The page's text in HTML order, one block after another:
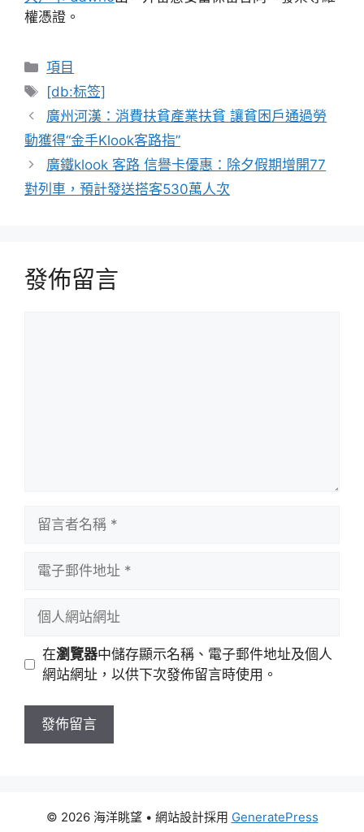
權憑證。
分
類
項目
標
籤
[db:标签]
廣州河漢：消費扶貧產業扶貧 讓貧困戶通過勞
動獲得“金手Klook客路指”
廣鐵klook 客路 信譽卡優惠：除夕假期增開77
對列車，預計發送搭客530萬人次
發佈留言
址
站
址
在瀏覽器中儲存顯示名稱、電子郵件地址及個人
網站網址，以供下次發佈留言時使用。
© 2026 海洋眺望• 網站設計採用 GeneratePress